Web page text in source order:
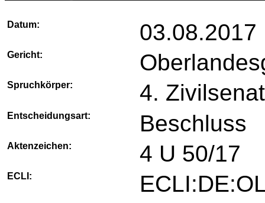
Datum: 03.08.2017
Gericht:
Spruchkörper: 4. Zivilsenat
Entscheidungsart: Beschluss
Aktenzeichen: 4 U 50/17
ECLI: